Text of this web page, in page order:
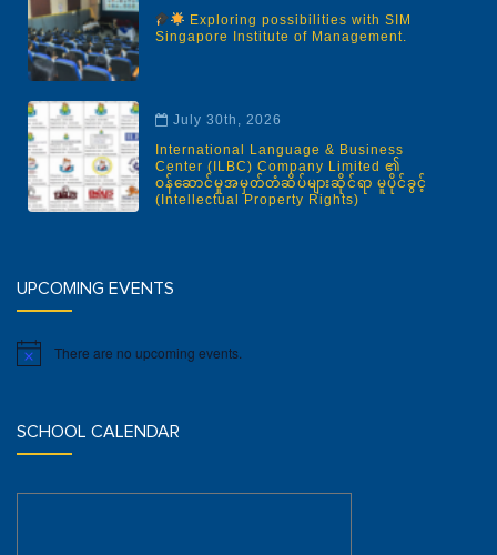
Exploring possibilities with SIM
Singapore Institute of Management.
July 30th, 2026
International Language & Business
Center (ILBC) Company Limited ၏
ဝန်ဆောင်မှုအမှတ်တံဆိပ်များဆိုင်ရာ မူပိုင်ခွင့်
(Intellectual Property Rights)
UPCOMING EVENTS
Notice There are no upcoming events.
SCHOOL CALENDAR